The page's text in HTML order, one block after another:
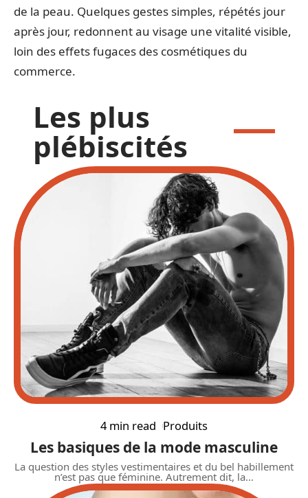
de la peau. Quelques gestes simples, répétés jour
après jour, redonnent au visage une vitalité visible,
loin des effets fugaces des cosmétiques du
commerce.
Les plus
plébiscités
4 min read Produits
Les basiques de la mode masculine
La question des styles vestimentaires et du bel habillement
n’est pas que féminine. Autrement dit, la…